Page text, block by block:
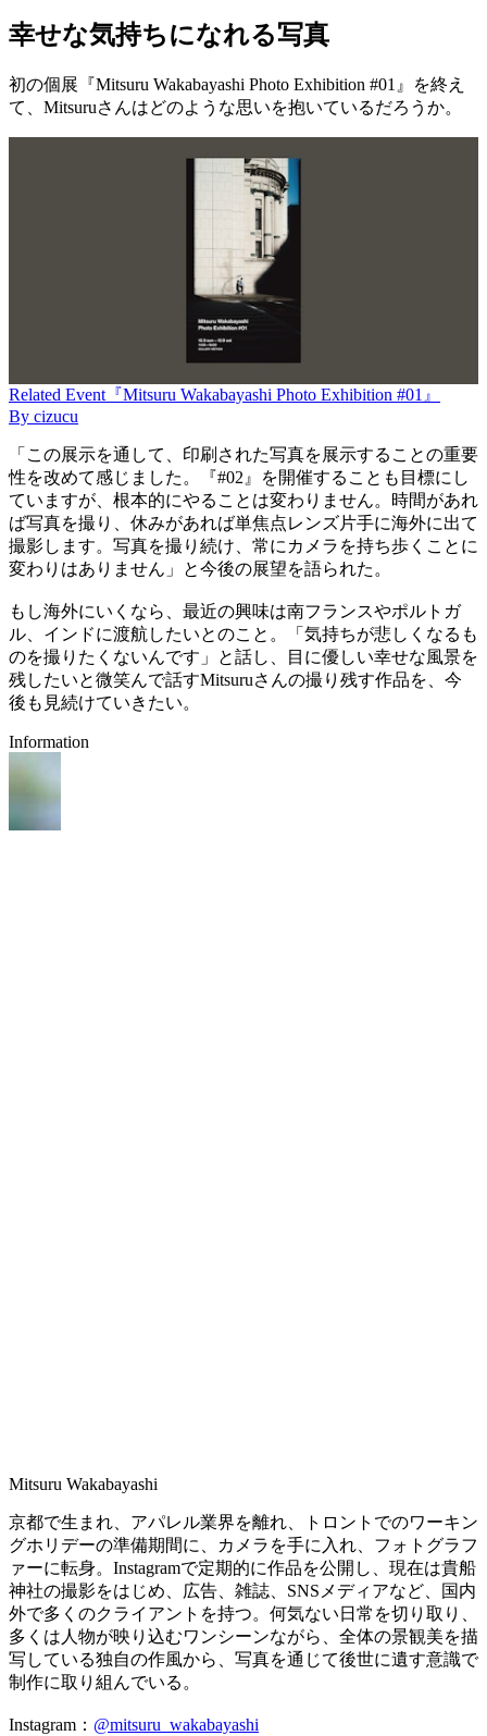
幸せな気持ちになれる写真
初の個展『Mitsuru Wakabayashi Photo Exhibition #01』を終え
て、Mitsuruさんはどのような思いを抱いているだろうか。
Related Event 『Mitsuru Wakabayashi Photo Exhibition #01』
By cizucu
「この展示を通して、印刷された写真を展示することの重要
性を改めて感じました。『#02』を開催することも目標にし
ていますが、根本的にやることは変わりません。時間があれ
ば写真を撮り、休みがあれば単焦点レンズ片手に海外に出て
撮影します。写真を撮り続け、常にカメラを持ち歩くことに
変わりはありません」と今後の展望を語られた。
もし海外にいくなら、最近の興味は南フランスやポルトガ
ル、インドに渡航したいとのこと。「気持ちが悲しくなるも
のを撮りたくないんです」と話し、目に優しい幸せな風景を
残したいと微笑んで話すMitsuruさんの撮り残す作品を、今
後も見続けていきたい。
Information
Mitsuru Wakabayashi
京都で生まれ、アパレル業界を離れ、トロントでのワーキン
グホリデーの準備期間に、カメラを手に入れ、フォトグラフ
ァーに転身。Instagramで定期的に作品を公開し、現在は貴船
神社の撮影をはじめ、広告、雑誌、SNSメディアなど、国内
外で多くのクライアントを持つ。何気ない日常を切り取り、
多くは人物が映り込むワンシーンながら、全体の景観美を描
写している独自の作風から、写真を通じて後世に遺す意識で
制作に取り組んでいる。
Instagram： @mitsuru_wakabayashi